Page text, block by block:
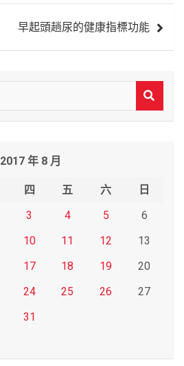
早起頭趟尿的健康指標功能
2017 年 8 月
四 五 六
日
3 4 5
6
10 11 12
13
17 18 19
20
24 25 26
27
31